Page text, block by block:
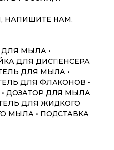
НАПИШИТЕ НАМ.
МЫЛА •
ДЛЯ ДИСПЕНСЕРА
ДЛЯ МЫЛА •
ДЛЯ ФЛАКОНОВ •
ДОЗАТОР ДЛЯ МЫЛА
ДЛЯ ЖИДКОГО
МЫЛА • ПОДСТАВКА